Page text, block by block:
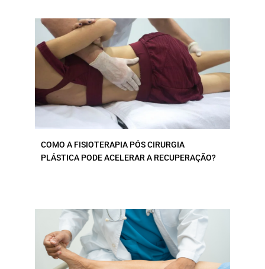
COMO A FISIOTERAPIA PÓS CIRURGIA
PLÁSTICA PODE ACELERAR A RECUPERAÇÃO?